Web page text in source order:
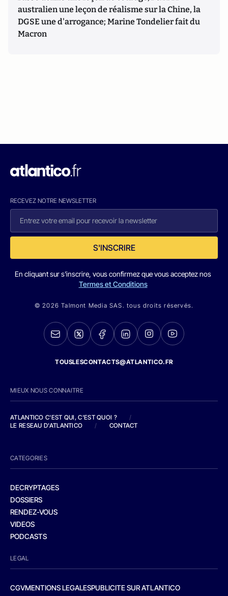
australien une leçon de réalisme sur la Chine, la
DGSE une d'arrogance; Marine Tondelier fait du
Macron
RECEVEZ NOTRE NEWSLETTER
S'INSCRIRE
En cliquant sur s'inscrire, vous confirmez que vous acceptez nos
Termes et Conditions
© 2026 Talmont Media SAS. tous droits réservés.
TOUSLESCONTACTS@ATLANTICO.FR
MIEUX NOUS CONNAITRE
ATLANTICO C'EST QUI, C'EST QUOI ?
/
LE RESEAU D'ATLANTICO
/ CONTACT
CATEGORIES
DECRYPTAGES
DOSSIERS
RENDEZ-VOUS
VIDEOS
PODCASTS
LEGAL
CGVMENTIONS LEGALESPUBLICITE SUR ATLANTICO